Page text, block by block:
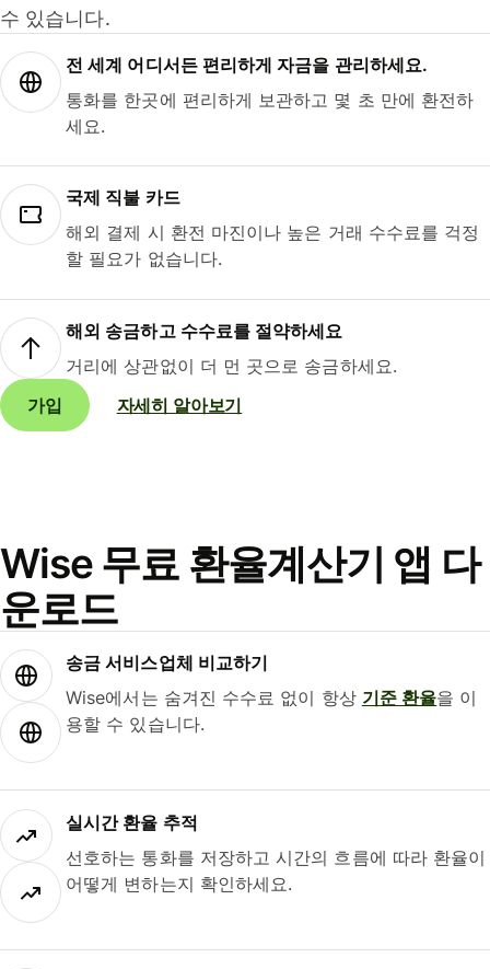
수 있습니다.
전 세계 어디서든 편리하게 자금을 관리하세요.
통화를 한곳에 편리하게 보관하고 몇 초 만에 환전하
세요.
국제 직불 카드
해외 결제 시 환전 마진이나 높은 거래 수수료를 걱정
할 필요가 없습니다.
해외 송금하고 수수료를 절약하세요
거리에 상관없이 더 먼 곳으로 송금하세요.
가입
자세히 알아보기
Wise 무료 환율계산기 앱 다
운로드
송금 서비스업체 비교하기
Wise에서는 숨겨진 수수료 없이 항상 기준 환율을 이
용할 수 있습니다.
실시간 환율 추적
선호하는 통화를 저장하고 시간의 흐름에 따라 환율이
어떻게 변하는지 확인하세요.